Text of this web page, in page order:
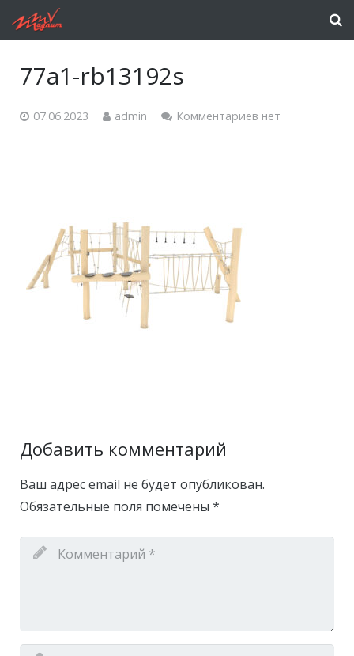
77a1-rb13192s
07.06.2023 admin Комментариев нет
Добавить комментарий
Ваш адрес email не будет опубликован.
Обязательные поля помечены *